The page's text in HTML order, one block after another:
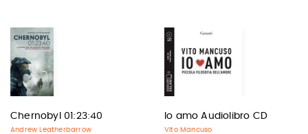
Chernobyl 01:23:40
Andrew Leatherbarrow
Io amo Audiolibro CD
Vito Mancuso